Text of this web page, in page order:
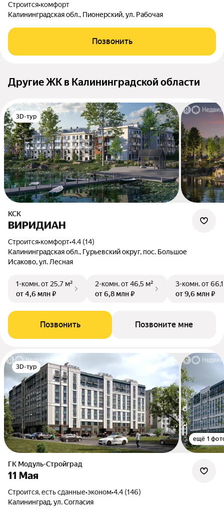
Строится•комфорт
Калининградская обл., Пионерский, ул. Рабочая
Позвонить
Другие ЖК в Калининградской области
3D-тур
КСК
ВИРИДИАН
Строится•комфорт•4.4 (14)
Калининградская обл., Гурьевский округ, пос. Большое
Исаково, ул. Лесная
1-комн.от 25,7 м²
от 4,6 млн ₽
2-комн.от 46,5 м²
от 6,8 млн ₽
3-комн.от
от 9,6 млн ₽
Позвонить Позвоните мне
3D-тур
ещё 1
ГК Модуль-Стройград
11 Мая
Строится, есть сданные•эконом•4.4 (146)
Калининград, ул. Согласия